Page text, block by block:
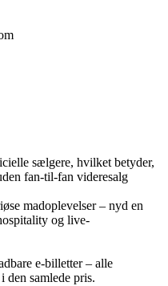
sælgere, hvilket betyder,
fan-til-fan videresalg
madoplevelser – nyd en
og live-
e-billetter – alle
den samlede pris.